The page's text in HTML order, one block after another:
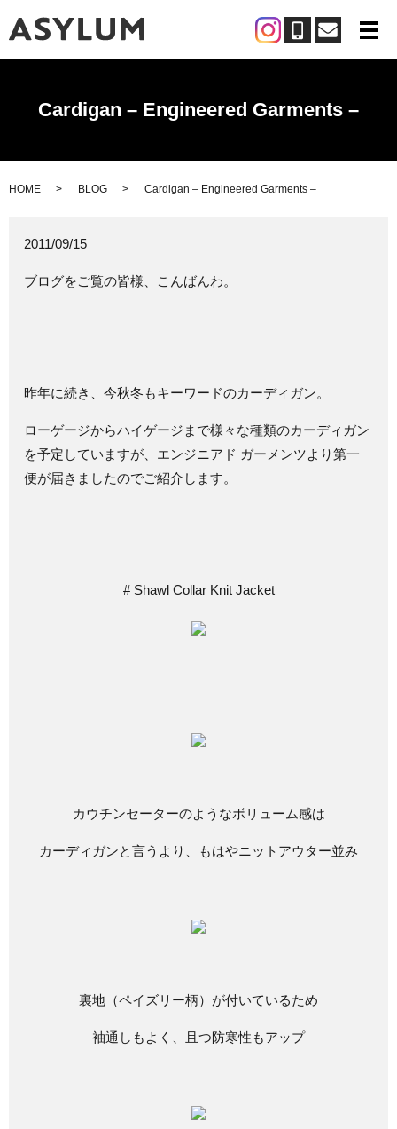
メ
Cardigan – Engineered Garments –
HOME BLOG Cardigan – Engineered Garments –
2011/09/15
ブログをご覧の皆様、こんばんわ。
昨年に続き、今秋冬もキーワードのカーディガン。
ローゲージからハイゲージまで様々な種類のカーディガン
を予定していますが、エンジニアド ガーメンツより第一
便が届きましたのでご紹介します。
# Shawl Collar Knit Jacket
カウチンセーターのようなボリューム感は
カーディガンと言うより、もはやニットアウター並み
裏地（ペイズリー柄）が付いているため
袖通しもよく、且つ防寒性もアップ